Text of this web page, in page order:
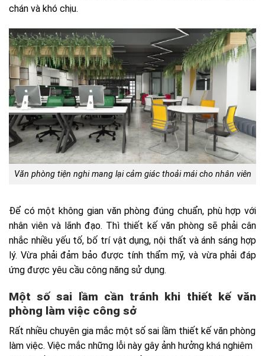
chán và khó chịu.
Văn phòng tiện nghi mang lại cảm giác thoải mái cho nhân viên
Để có một không gian văn phòng đúng chuẩn, phù hợp với
nhân viên và lãnh đạo. Thì thiết kế văn phòng sẽ phải cân
nhắc nhiều yếu tố, bố trí vật dụng, nội thất và ánh sáng hợp
lý. Vừa phải đảm bảo được tính thẩm mỹ, và vừa phải đáp
ứng được yêu cầu công năng sử dụng.
Một số sai lầm cần tránh khi thiết kế văn
phòng làm việc công sở
Rất nhiều chuyên gia mắc một số sai lầm thiết kế văn phòng
làm việc. Việc mắc những lỗi này gây ảnh hưởng khá nghiêm